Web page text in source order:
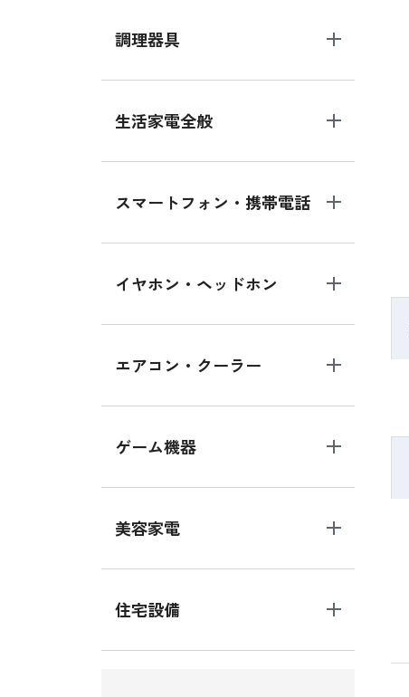
調理器具
生活家電全般
スマートフォン・携帯電話
イヤホン・ヘッドホン
エアコン・クーラー
ゲーム機器
美容家電
住宅設備